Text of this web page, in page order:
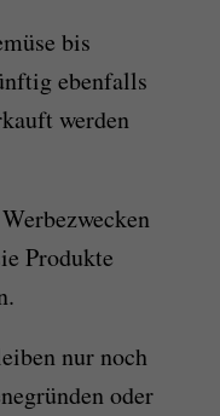
bis
ebenfalls
werden
Produkte
nur noch
oder